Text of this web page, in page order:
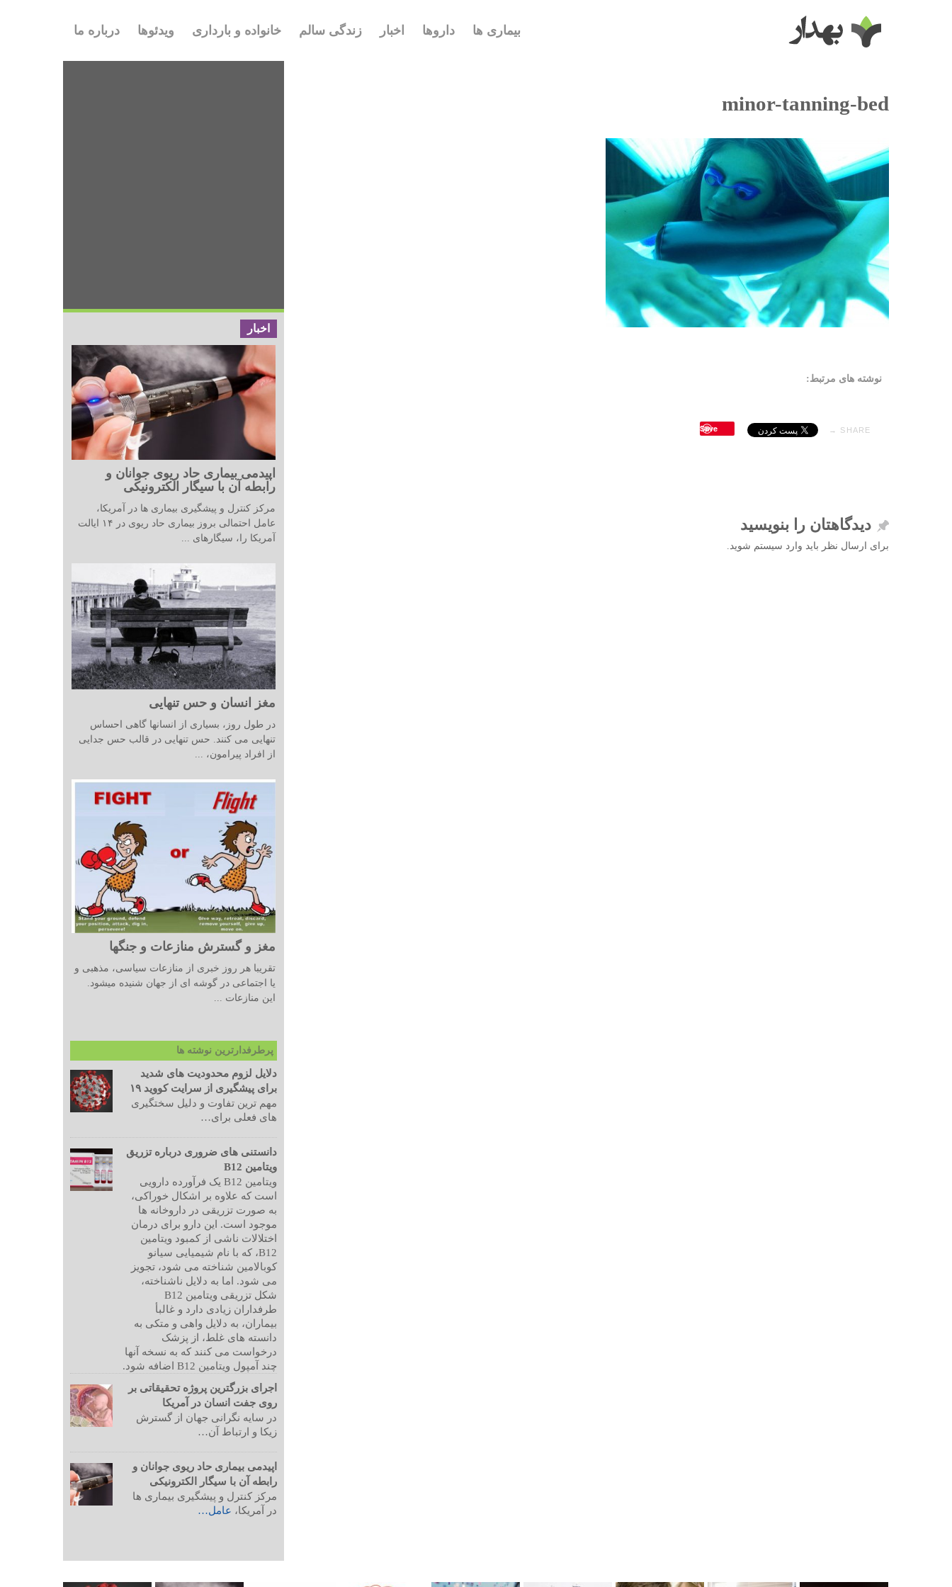
بیماری ها داروها اخبار زندگی سالم خانواده و بارداری ویدئوها درباره ما
minor-tanning-bed
نوشته های مرتبط:
SHARE →
Save
دیدگاهتان را بنویسید
برای ارسال نظر باید وارد سیستم شوید.
اخبار
اپیدمی بیماری حاد ریوی جوانان و
رابطه آن با سیگار الکترونیکی
مرکز کنترل و پیشگیری بیماری ها در آمریکا،
عامل احتمالی بروز بیماری حاد ریوی در ۱۴ ایالت
آمریکا را، سیگارهای ...
مغز انسان و حس تنهایی
در طول روز، بسیاری از انسانها گاهی احساس
تنهایی می کنند. حس تنهایی در قالب حس جدایی
از افراد پیرامون، ...
مغز و گسترش منازعات و جنگها
تقریبا هر روز خبری از منازعات سیاسی، مذهبی و
یا اجتماعی در گوشه ای از جهان شنیده میشود.
این منازعات ...
پرطرفدارترین نوشته ها
دلایل لزوم محدودیت های شدید
برای پیشگیری از سرایت کووید ۱۹
مهم ترین تفاوت و دلیل سختگیری
های فعلی برای…
دانستنی های ضروری درباره تزریق
ویتامین B12
ویتامین B12 یک فرآورده دارویی
است که علاوه بر اشکال خوراکی،
به صورت تزریقی در داروخانه ها
موجود است. این دارو برای درمان
اختلالات ناشی از کمبود ویتامین
B12، که با نام شیمیایی سیانو
کوبالامین شناخته می شود، تجویز
می شود. اما به دلایل ناشناخته،
شکل تزریقی ویتامین B12
طرفداران زیادی دارد و غالبأ
بیماران، به دلایل واهی و متکی به
دانسته های غلط، از پزشک
درخواست می کنند که به نسخه آنها
چند آمپول ویتامین B12 اضافه شود.
اجرای بزرگترین پروژه تحقیقاتی بر
روی جفت انسان در آمریکا
در سایه نگرانی جهان از گسترش
زیکا و ارتباط آن…
اپیدمی بیماری حاد ریوی جوانان و
رابطه آن با سیگار الکترونیکی
مرکز کنترل و پیشگیری بیماری ها
در آمریکا، عامل…